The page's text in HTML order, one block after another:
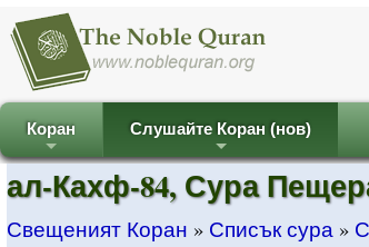
+
Коран
+
Слушайте Коран (нов)
ал-Кахф-84, Сура
Свещеният Коран » Списък сура »